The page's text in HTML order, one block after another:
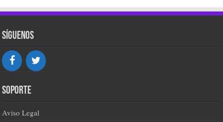
Síguenos
Soporte
Aviso Legal